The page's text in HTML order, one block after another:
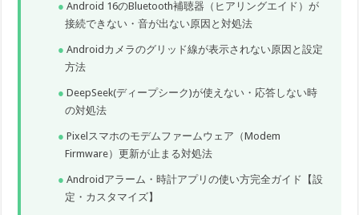
Android 16のBluetooth補聴器（ヒアリングエイド）が
接続できない・音が出ない原因と対処法
Androidカメラのグリッド線が表示されない原因と設定
方法
DeepSeek(ディープシーク)が使えない・応答しない時
の対処法
Pixelスマホのモデムファームウェア（Modem
Firmware）更新が止まる対処法
Androidアラーム・時計アプリの使い方完全ガイド【設
定・カスタマイズ】